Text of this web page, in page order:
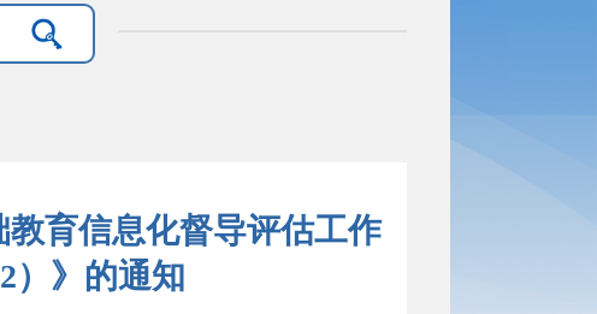
育信息化督导评估工作
）》的通知